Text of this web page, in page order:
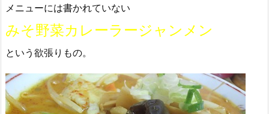
メニューには書かれていない
みそ野菜カレーラージャンメン
という欲張りもの。